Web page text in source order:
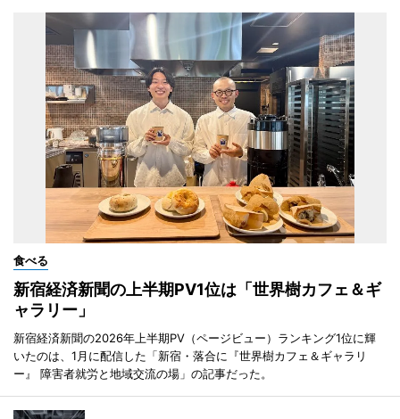
食べる
新宿経済新聞の上半期PV1位は「世界樹カフェ＆ギ
ャラリー」
新宿経済新聞の2026年上半期PV（ページビュー）ランキング1位に輝
いたのは、1月に配信した「新宿・落合に『世界樹カフェ＆ギャラリ
ー』 障害者就労と地域交流の場」の記事だった。